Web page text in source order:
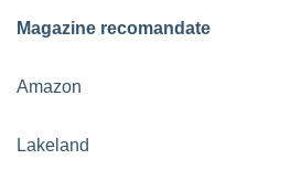
Magazine recomandate
Amazon
Lakeland